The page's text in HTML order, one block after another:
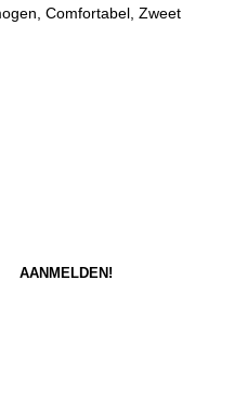
Comfortabel, Zweet